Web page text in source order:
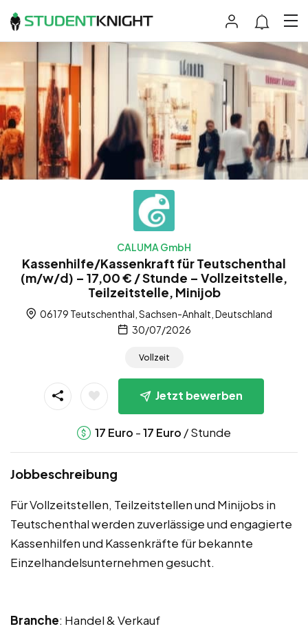
CALUMA GmbH
Kassenhilfe/Kassenkraft für Teutschenthal
(m/w/d) – 17,00 € / Stunde – Vollzeitstelle,
Teilzeitstelle, Minijob
06179 Teutschenthal, Sachsen-Anhalt, Deutschland
30/07/2026
Vollzeit
Jetzt bewerben
17 Euro -17 Euro / Stunde
Jobbeschreibung
Für Vollzeitstellen, Teilzeitstellen und Minijobs in
Teutschenthal werden zuverlässige und engagierte
Kassenhilfen und Kassenkräfte für bekannte
Einzelhandelsunternehmen gesucht.
Branche: Handel & Verkauf